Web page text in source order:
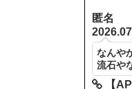
匿名
なんや
流石や
【